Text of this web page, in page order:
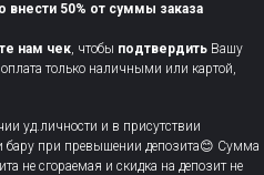
внести 50% от суммы заказа
нам чек, чтобы подтвердить Вашу
только наличными или картой,
уд.личности и в присутствии
бару при превышении депозита😊 Сумма
не сгораемая и скидка на депозит не